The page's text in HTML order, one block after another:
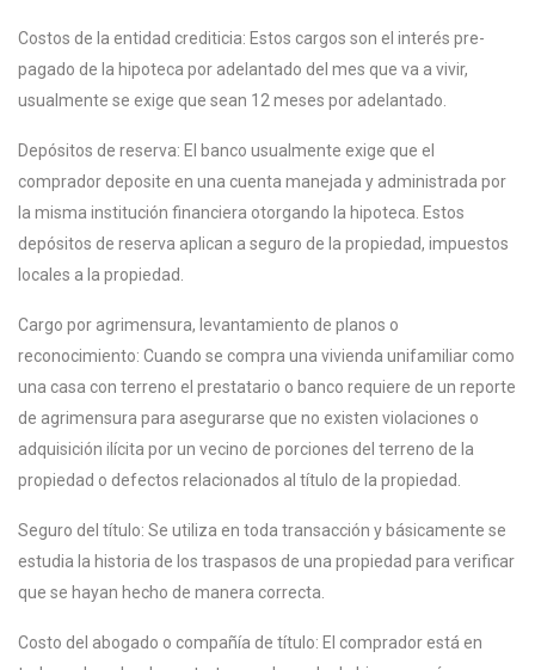
Costos de la entidad crediticia: Estos cargos son el interés pre-
pagado de la hipoteca por adelantado del mes que va a vivir,
usualmente se exige que sean 12 meses por adelantado.
Depósitos de reserva: El banco usualmente exige que el
comprador deposite en una cuenta manejada y administrada por
la misma institución financiera otorgando la hipoteca. Estos
depósitos de reserva aplican a seguro de la propiedad, impuestos
locales a la propiedad.
Cargo por agrimensura, levantamiento de planos o
reconocimiento: Cuando se compra una vivienda unifamiliar como
una casa con terreno el prestatario o banco requiere de un reporte
de agrimensura para asegurarse que no existen violaciones o
adquisición ilícita por un vecino de porciones del terreno de la
propiedad o defectos relacionados al título de la propiedad.
Seguro del título: Se utiliza en toda transacción y básicamente se
estudia la historia de los traspasos de una propiedad para verificar
que se hayan hecho de manera correcta.
Costo del abogado o compañía de título: El comprador está en